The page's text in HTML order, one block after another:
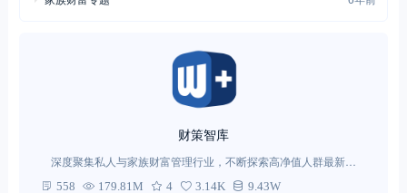
财策智库
深度聚集私人与家族财富管理行业，不断探索高净值人群最新需
求。
558 179.81M 4 3.14K 9.43W